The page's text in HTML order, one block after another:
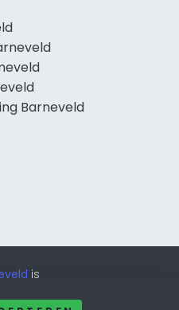
Barneveld
is